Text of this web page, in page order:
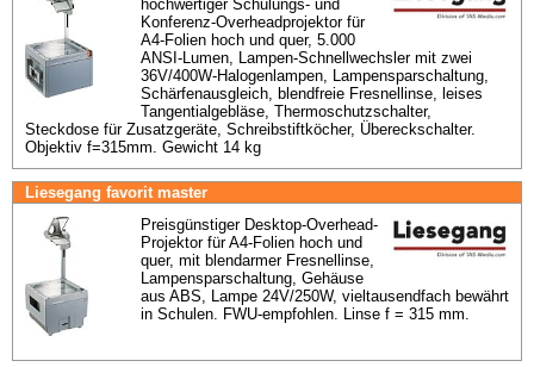
hochwertiger Schulungs- und
Konferenz-Overheadprojektor für
A4-Folien hoch und quer, 5.000
ANSI-Lumen, Lampen-Schnellwechsler mit zwei
36V/400W-Halogenlampen, Lampensparschaltung,
Schärfenausgleich, blendfreie Fresnellinse, leises
Tangentialgebläse, Thermoschutzschalter,
Steckdose für Zusatzgeräte, Schreibstiftköcher, Übereckschalter.
Objektiv f=315mm. Gewicht 14 kg
Liesegang favorit master
Preisgünstiger Desktop-Overhead-
Projektor für A4-Folien hoch und
quer, mit blendarmer Fresnellinse,
Lampensparschaltung, Gehäuse
aus ABS, Lampe 24V/250W, vieltausendfach bewährt
in Schulen. FWU-empfohlen. Linse f = 315 mm.